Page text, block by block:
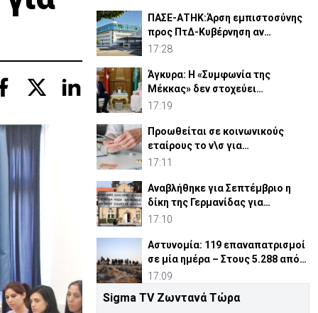
ΠΑΣΕ-ΑΤΗΚ:Άρση εμπιστοσύνης
προς ΠτΔ-Κυβέρνηση αν
αντικατασταθεί ο Οικονομίδης
17:28
Άγκυρα: Η «Συμφωνία της
Μέκκας» δεν στοχεύει
συγκεκριμένο κράτος
17:19
Προωθείται σε κοινωνικούς
εταίρους το ν\σ για
συνταξιοδοτικό
17:11
Αναβλήθηκε για Σεπτέμβριο η
δίκη της Γερμανίδας για
σφετερισμό ε/κ περιουσιών
17:10
Αστυνομία: 119 επαναπατρισμοί
σε μία ημέρα – Στους 5.288 από
την αρχή του έτου
17:09
Δήμαρχος Κουρίου: Διαμαρτυρία
Sigma TV Ζωντανά Τώρα